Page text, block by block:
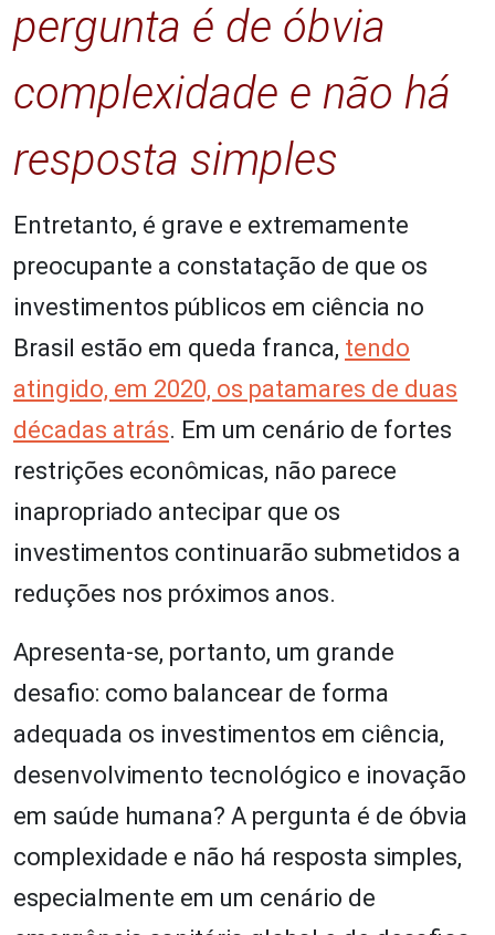
pergunta é de óbvia
complexidade e não há
resposta simples
Entretanto, é grave e extremamente
preocupante a constatação de que os
investimentos públicos em ciência no
Brasil estão em queda franca, tendo
atingido, em 2020, os patamares de duas
décadas atrás. Em um cenário de fortes
restrições econômicas, não parece
inapropriado antecipar que os
investimentos continuarão submetidos a
reduções nos próximos anos.
Apresenta-se, portanto, um grande
desafio: como balancear de forma
adequada os investimentos em ciência,
desenvolvimento tecnológico e inovação
em saúde humana? A pergunta é de óbvia
complexidade e não há resposta simples,
especialmente em um cenário de